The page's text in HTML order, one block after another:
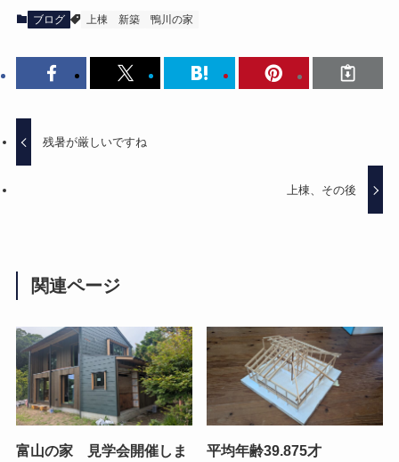
ブログ 上棟 新築 鴨川の家
残暑が厳しいですね
上棟、その後
関連ページ
富山の家 見学会開催しま
平均年齢39.875才